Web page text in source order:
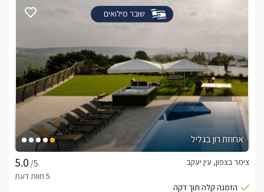
שובר מילואים
אחוזת רון בגליל
/5
צימר בצפון, עין יעקב